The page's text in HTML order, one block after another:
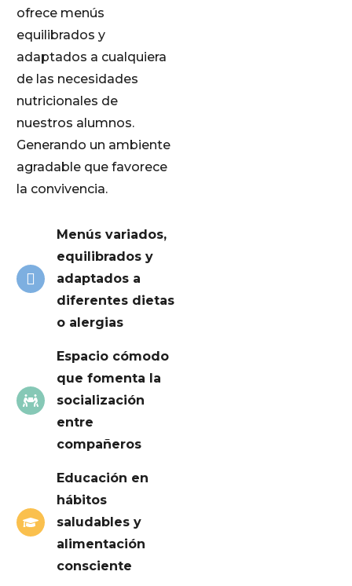
ofrece menús
equilibrados y
adaptados a cualquiera
de las necesidades
nutricionales de
nuestros alumnos.
Generando un ambiente
agradable que favorece
la convivencia.
Menús variados,
equilibrados y
adaptados a
diferentes dietas
o alergias
Espacio cómodo
que fomenta la
socialización
entre
compañeros
Educación en
hábitos
saludables y
alimentación
consciente